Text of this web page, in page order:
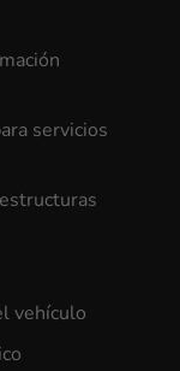
servicios
vehículo